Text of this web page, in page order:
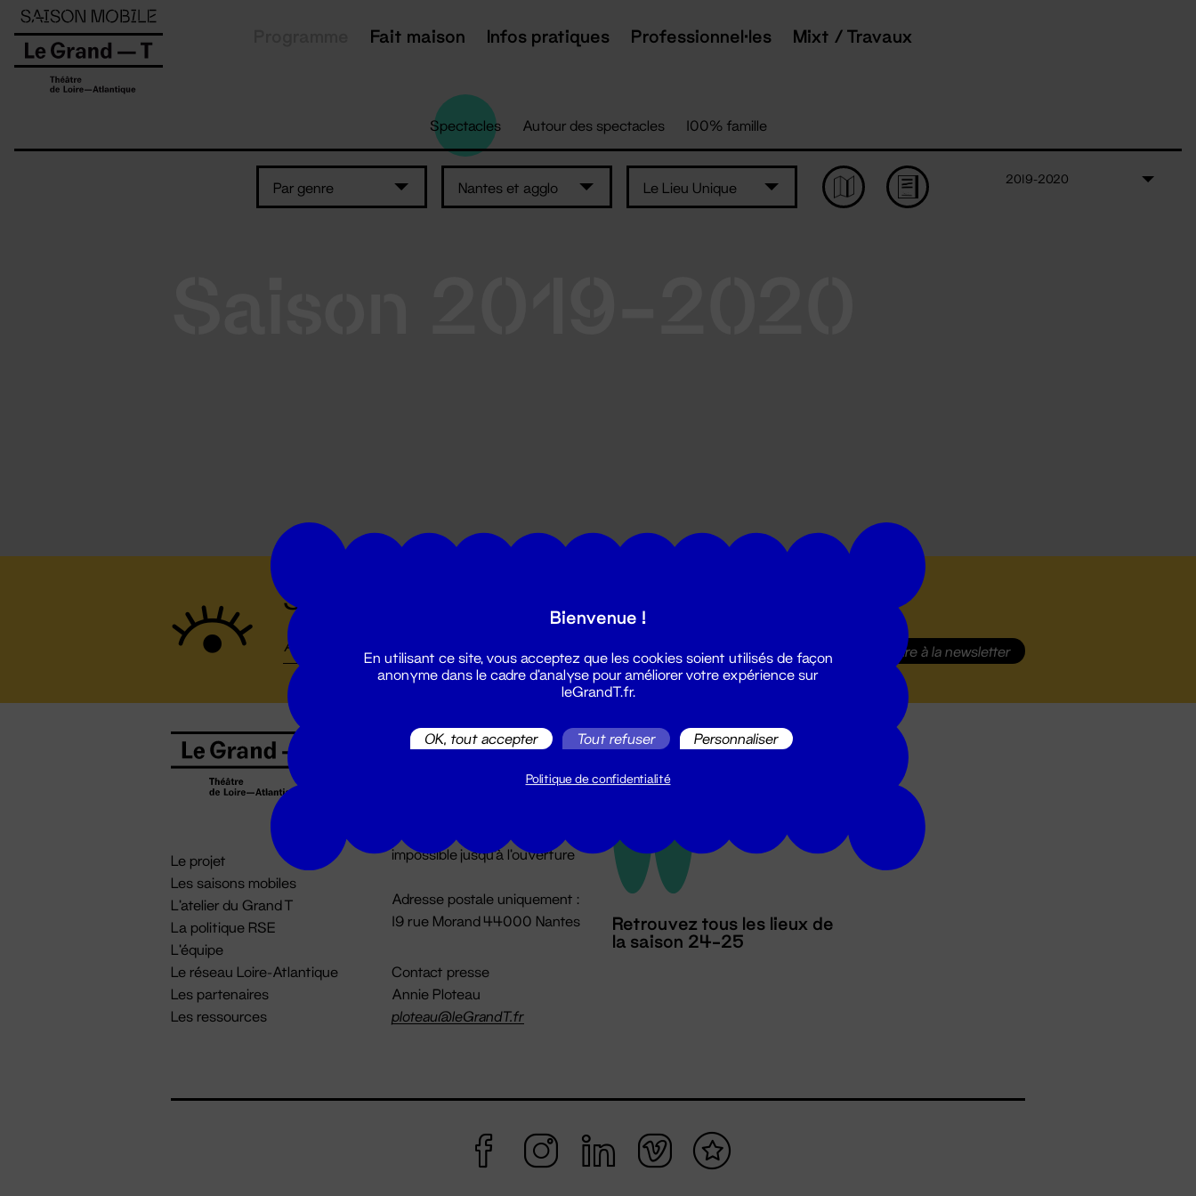
Fait maison Infos pratiques Professionnel·les Mixt / Travaux
Spectacles Autour des spectacles 100% famille
Par genre Nantes et agglo Le Lieu Unique
2019-2020
Suivez toutes les actualités du Grand T :
S'inscrire à la newsletter
Le projet
Les saisons mobiles
L'atelier du Grand T
La politique RSE
L'équipe
Le réseau Loire-Atlantique
Les partenaires
Les ressources
Billetterie
billetterie@leGrandT.fr
impossible jusqu'à l'ouverture
Adresse postale uniquement :
19 rue Morand 44000 Nantes
Contact presse
Annie Ploteau
ploteau@leGrandT.fr
Retrouvez tous les lieux de
la saison 24-25
Panneau de gestion des cookies
Bienvenue !
En utilisant ce site, vous acceptez que les cookies soient utilisés de façon
anonyme dans le cadre d'analyse pour améliorer votre expérience sur
leGrandT.fr.
OK, tout accepter Tout refuser Personnaliser
Politique de confidentialité